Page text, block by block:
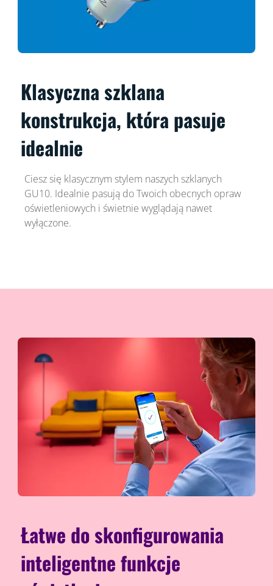
Klasyczna szklana
konstrukcja, która pasuje
idealnie
Ciesz się klasycznym stylem naszych szklanych
GU10. Idealnie pasują do Twoich obecnych opraw
oświetleniowych i świetnie wyglądają nawet
wyłączone.
Łatwe do skonfigurowania
inteligentne funkcje